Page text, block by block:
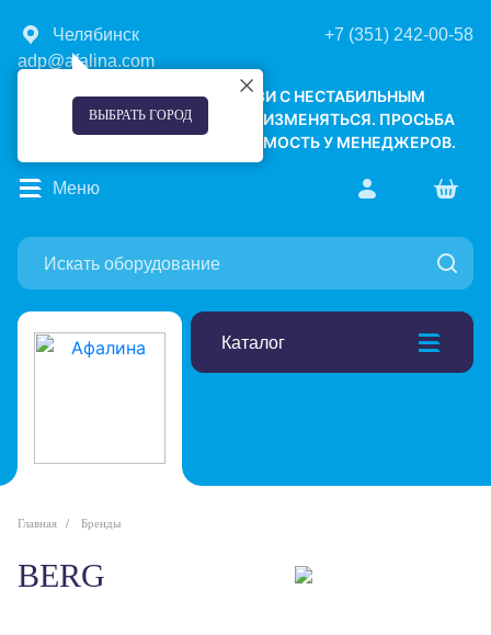
Челябинск
ВЫБРАТЬ ГОРОД
+7 (351) 242-00-58
adp@afalina.com
УВАЖАЕМЫЕ КЛИЕНТЫ! В СВЯЗИ С НЕСТАБИЛЬНЫМ
КУРСОМ ВАЛЮТ, ЦЕНЫ МОГУТ ИЗМЕНЯТЬСЯ. ПРОСЬБА
УТОЧНЯТЬ АКТУАЛЬНУЮ СТОИМОСТЬ У МЕНЕДЖЕРОВ.
Каталог
Меню
Главная Бренды
BERG